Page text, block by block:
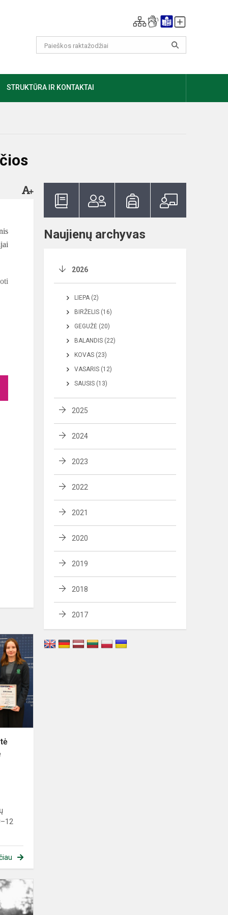
STRUKTŪRA IR KONTAKTAI
Akvilė
Černevičiūtė
ir
konkurse
Morta
Žuklytė
pakviesta
Naujienų archyvas
2026
LIEPA (2)
BIRŽELIS (16)
GEGUŽĖ (20)
BALANDIS (22)
KOVAS (23)
VASARIS (12)
SAUSIS (13)
2025
2024
2023
2022
2021
2020
2019
2018
2017